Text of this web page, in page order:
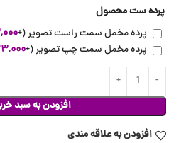
پرده ست محصول
پرده مخمل سمت راست تصویر(+
پرده مخمل سمت چپ تصویر(+
افزودن به سبد
افزودن به علاقه مندی